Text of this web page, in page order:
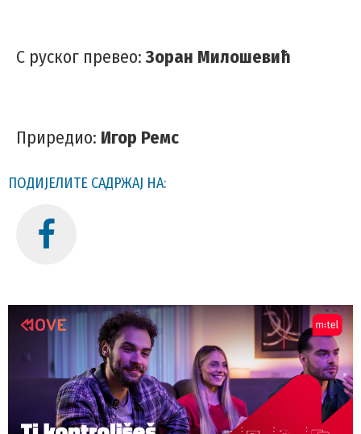
С руског превео: Зоран Милошевић
Приредио: Игор Ремс
ПОДИЈЕЛИТЕ САДРЖАЈ НА: